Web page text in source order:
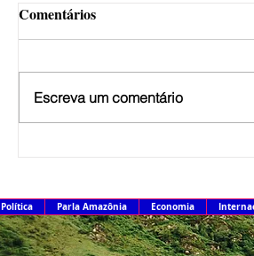
MJ detalha operação para
Comentários
Escreva um comentário
Política Parla Amazônia Economia